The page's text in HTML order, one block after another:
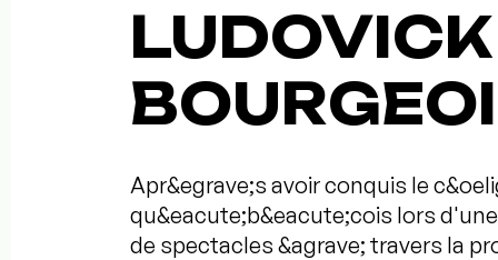
LUDOVICK
Apr&egrave;s avoir conquis le
qu&eacute;b&eacute;cois lors
de spectacles &agrave; travers la